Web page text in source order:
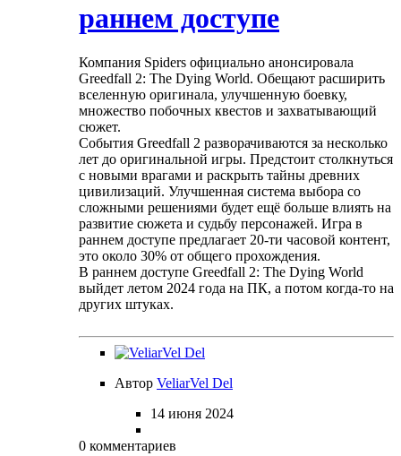
раннем доступе
Компания Spiders официально анонсировала
Greedfall 2: The Dying World. Обещают расширить
вселенную оригинала, улучшенную боевку,
множество побочных квестов и захватывающий
сюжет.
События Greedfall 2 разворачиваются за несколько
лет до оригинальной игры. Предстоит столкнуться
с новыми врагами и раскрыть тайны древних
цивилизаций. Улучшенная система выбора со
сложными решениями будет ещё больше влиять на
развитие сюжета и судьбу персонажей. Игра в
раннем доступе предлагает 20-ти часовой контент,
это около 30% от общего прохождения.
В раннем доступе Greedfall 2: The Dying World
выйдет летом 2024 года на ПК, а потом когда-то на
других штуках.
Автор VeliarVel Del
14 июня 2024
0 комментариев